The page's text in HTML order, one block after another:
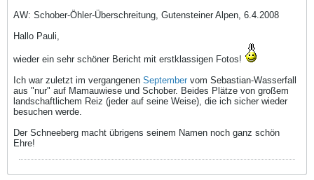
AW: Schober-Öhler-Überschreitung, Gutensteiner Alpen, 6.4.2008
Hallo Pauli,
wieder ein sehr schöner Bericht mit erstklassigen Fotos!
Ich war zuletzt im vergangenen September vom Sebastian-Wasserfall
aus "nur" auf Mamauwiese und Schober. Beides Plätze von großem
landschaftlichem Reiz (jeder auf seine Weise), die ich sicher wieder
besuchen werde.
Der Schneeberg macht übrigens seinem Namen noch ganz schön
Ehre!